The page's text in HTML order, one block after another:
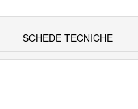
SCHEDE TECNICHE